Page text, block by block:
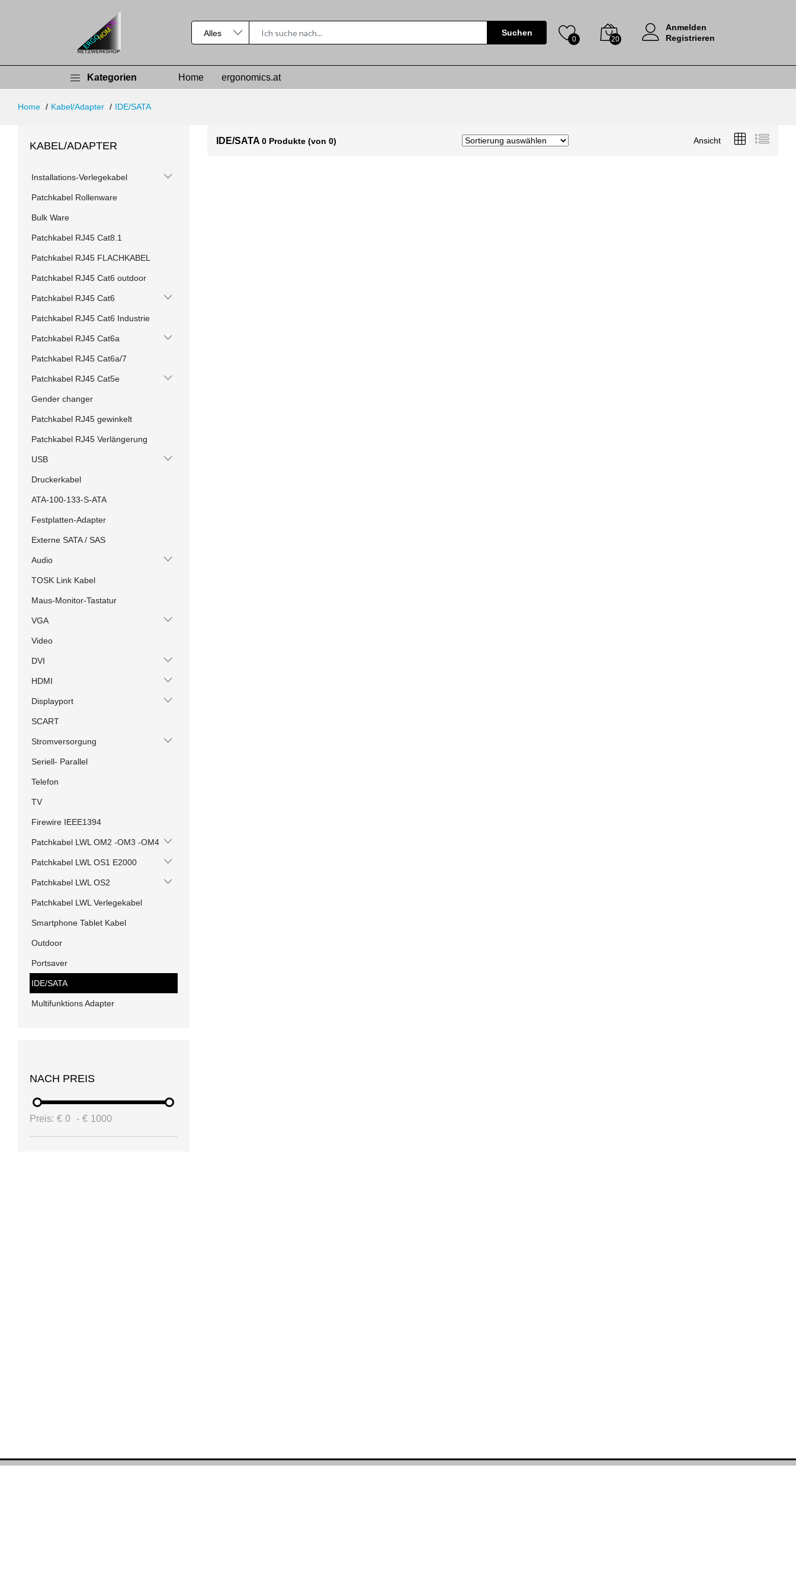
Suchen
0 20
Anmelden
Registrieren
Kategorien Home ergonomics.at
Home Kabel/Adapter IDE/SATA
KABEL/ADAPTER
Installations-Verlegekabel
Patchkabel Rollenware
Bulk Ware
Patchkabel RJ45 Cat8.1
Patchkabel RJ45 FLACHKABEL
Patchkabel RJ45 Cat6 outdoor
Patchkabel RJ45 Cat6
Patchkabel RJ45 Cat6 Industrie
Patchkabel RJ45 Cat6a
Patchkabel RJ45 Cat6a/7
Patchkabel RJ45 Cat5e
Gender changer
Patchkabel RJ45 gewinkelt
Patchkabel RJ45 Verlängerung
USB
Druckerkabel
ATA-100-133-S-ATA
Festplatten-Adapter
Externe SATA / SAS
Audio
TOSK Link Kabel
Maus-Monitor-Tastatur
VGA
Video
DVI
HDMI
Displayport
SCART
Stromversorgung
Seriell- Parallel
Telefon
TV
Firewire IEEE1394
Patchkabel LWL OM2 -OM3 -OM4
Patchkabel LWL OS1 E2000
Patchkabel LWL OS2
Patchkabel LWL Verlegekabel
Smartphone Tablet Kabel
Outdoor
Portsaver
IDE/SATA
Multifunktions Adapter
NACH PREIS
Preis: € 0 - € 1000
IDE/SATA 0 Produkte (von 0) Ansicht